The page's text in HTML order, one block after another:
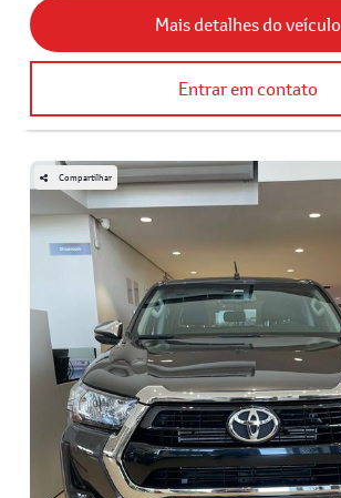
Mais detalhes do veículo
Entrar em contato
Compartilhar